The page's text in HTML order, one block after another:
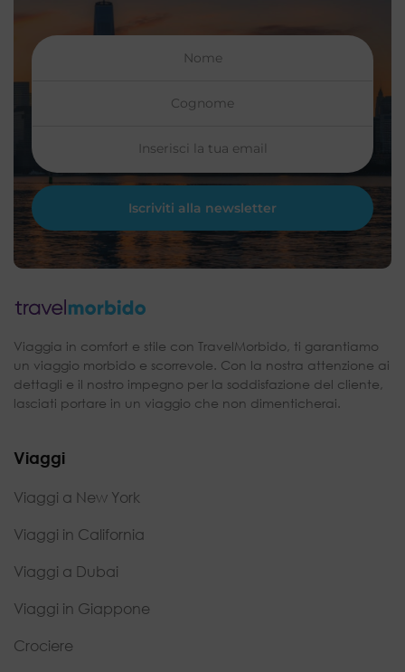
Viaggia in comfort e stile con TravelMorbido, ti garantiamo
un viaggio morbido e scorrevole. Con la nostra attenzione ai
dettagli e il nostro impegno per la soddisfazione del cliente,
lasciati portare in un viaggio che non dimenticherai.
Viaggi
Viaggi a New York
Viaggi in California
Viaggi a Dubai
Viaggi in Giappone
Crociere